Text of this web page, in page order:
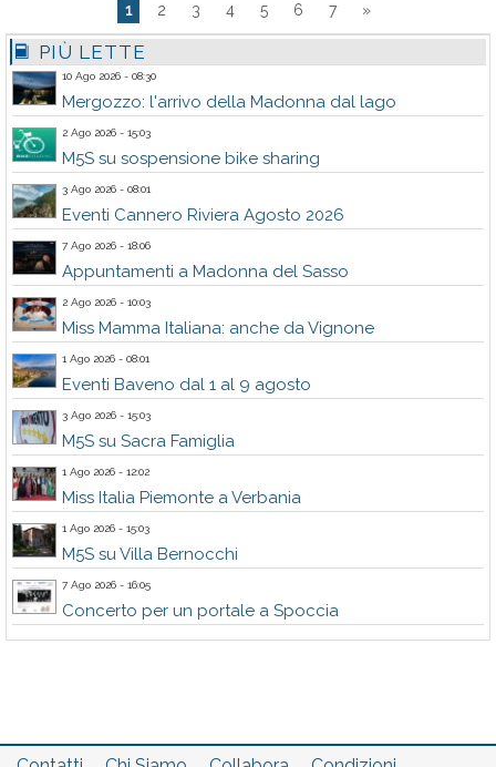
1 2 3 4 5 6 7 »
PIÙ LETTE
10 Ago 2026 - 08:30
Mergozzo: l'arrivo della Madonna dal lago
2 Ago 2026 - 15:03
M5S su sospensione bike sharing
3 Ago 2026 - 08:01
Eventi Cannero Riviera Agosto 2026
7 Ago 2026 - 18:06
Appuntamenti a Madonna del Sasso
2 Ago 2026 - 10:03
Miss Mamma Italiana: anche da Vignone
1 Ago 2026 - 08:01
Eventi Baveno dal 1 al 9 agosto
3 Ago 2026 - 15:03
M5S su Sacra Famiglia
1 Ago 2026 - 12:02
Miss Italia Piemonte a Verbania
1 Ago 2026 - 15:03
M5S su Villa Bernocchi
7 Ago 2026 - 16:05
Concerto per un portale a Spoccia